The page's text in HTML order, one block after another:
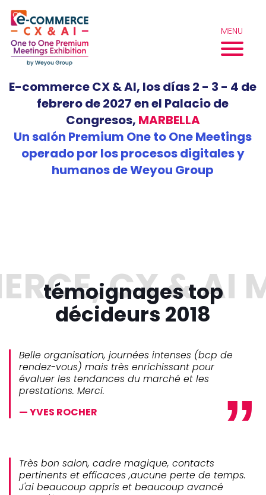
content
E-commerce CX & AI, los días 2 - 3 - 4 de
febrero de 2027 en el Palacio de
Congresos, MARBELLA
Un salón Premium One to One Meetings
operado por los procesos digitales y
humanos de Weyou Group
MENU
témoignages top
décideurs 2018
Belle organisation, journées intenses (bcp de
rendez-vous) mais très enrichissant pour
évaluer les tendances du marché et les
prestations. Merci.
YVES ROCHER
Très bon salon, cadre magique, contacts
pertinents et efficaces ,aucune perte de temps.
J'ai beaucoup appris et beaucoup avancé